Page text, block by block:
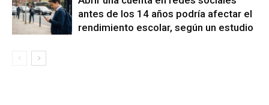
antes de los 14 años podría afectar el
rendimiento escolar, según un estudio